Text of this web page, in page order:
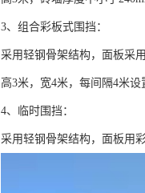
3、组合彩板式围挡：
采用轻钢骨架结构，面板采
高3米，宽4米，每间隔4米设
4、临时围挡：
采用轻钢骨架结构，面板用